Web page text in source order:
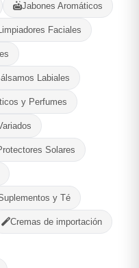
Jabones Aromáticos
Faciales
Labiales
y Perfumes
Solares
y Té
Cremas de importación